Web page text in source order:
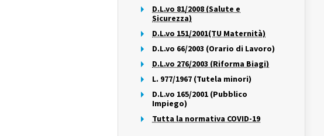
D.L.vo 81/2008 (Salute e
Sicurezza)
D.L.vo 151/2001(TU Maternità)
D.L.vo 66/2003 (Orario di Lavoro)
D.L.vo 276/2003 (Riforma Biagi)
L. 977/1967 (Tutela minori)
D.L.vo 165/2001 (Pubblico
Impiego)
Tutta la normativa COVID-19